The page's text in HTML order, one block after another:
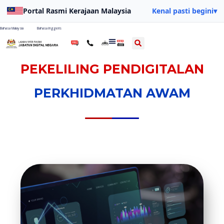
Portal Rasmi Kerajaan Malaysia Kenal pasti begini▾
Bahasa Malaysia Bahasa Inggeris
PEKELILING PENDIGITALAN
PERKHIDMATAN AWAM